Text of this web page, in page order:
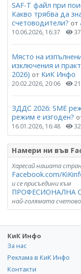
SAF-T файл при
Какво трябва да
счетоводители? от
10.06.2026, 16:37
Място на
изключения и
2026) от КиК Инфо
20.02.2026, 20:06
ЗДДС 2026: SME
режим е изгоден?
16.01.2026, 16:48
Намери ни във
Харесай нашата
Facebook.com/
и се присъедини към
ПРОФЕСИОНАЛНА
най-голямата
КиК Инфо
За нас
Реклама в КиК Инфо
Контакти